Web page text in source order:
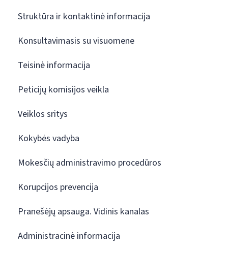
Struktūra ir kontaktinė informacija
Konsultavimasis su visuomene
Teisinė informacija
Peticijų komisijos veikla
Veiklos sritys
Kokybės vadyba
Mokesčių administravimo procedūros
Korupcijos prevencija
Pranešėjų apsauga. Vidinis kanalas
Administracinė informacija